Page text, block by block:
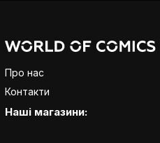
Про нас
Контакти
Наші магазини: